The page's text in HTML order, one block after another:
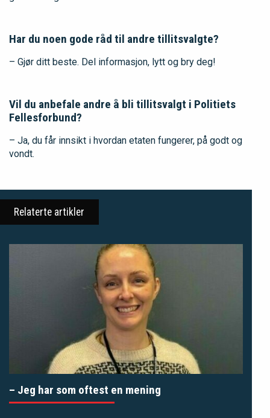
Har du noen gode råd til andre tillitsvalgte?
– Gjør ditt beste. Del informasjon, lytt og bry deg!
Vil du anbefale andre å bli tillitsvalgt i Politiets
Fellesforbund?
– Ja, du får innsikt i hvordan etaten fungerer, på godt og
vondt.
Relaterte artikler
– Jeg har som oftest en mening